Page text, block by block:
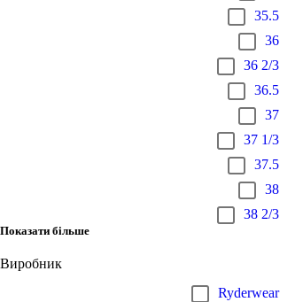
35.5
36
36 2/3
36.5
37
37 1/3
37.5
38
38 2/3
Показати більше
Виробник
Ryderwear